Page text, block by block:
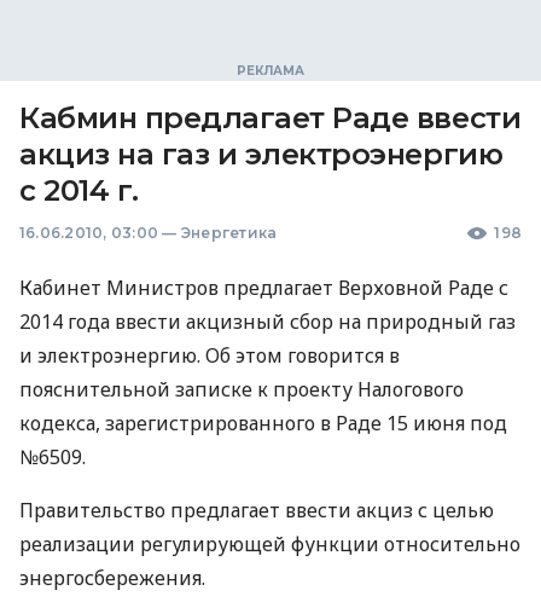
Кабмин предлагает Раде ввести
акциз на газ и электроэнергию
с 2014 г.
16.06.2010, 03:00 — Энергетика 198
Кабинет Министров предлагает Верховной Раде с
2014 года ввести акцизный сбор на природный газ
и электроэнергию. Об этом говорится в
пояснительной записке к проекту Налогового
кодекса, зарегистрированного в Раде 15 июня под
№6509.
Правительство предлагает ввести акциз с целью
реализации регулирующей функции относительно
энергосбережения.